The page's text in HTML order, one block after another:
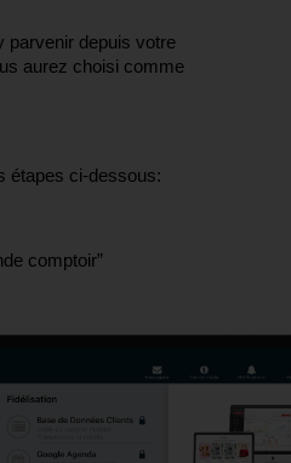
parvenir depuis votre
aurez choisi comme
étapes ci-dessous:
comptoir”